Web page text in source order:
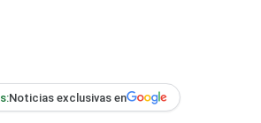
Noticias exclusivas en